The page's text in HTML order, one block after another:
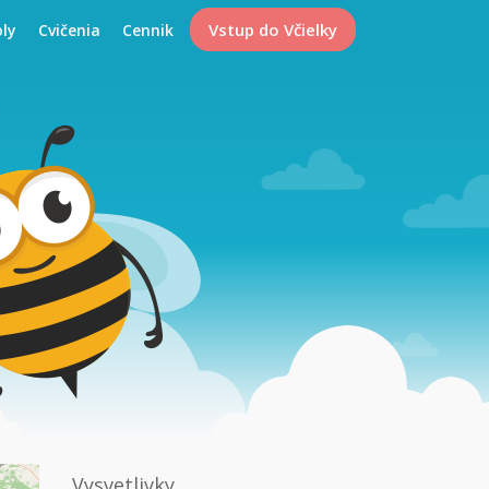
Cvičenia Cennik Vstup do Včielky
2